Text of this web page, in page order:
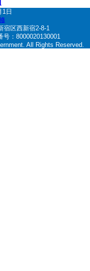
1日
宿区西新宿2-8-1
号：8000020130001
All Rights Reserved.